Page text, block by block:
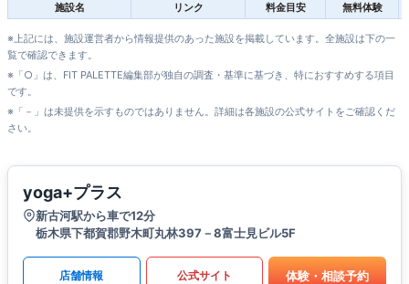
施設名
リンク 料金目安 無料体験
※上記には、施設運営者から情報提供のあった施設を掲載しています。全施設は下の一
覧で確認できます。
※「○」は、FIT PALETTE編集部が独自の調査・基準に基づき、特におすすめする項目
です。
※「－」は未提供を示すものではありません。詳細は各施設の公式サイトをご確認くだ
さい。
yoga+プラス
新古河駅から車で12分
栃木県下都賀郡野木町丸林397－8富士見ビル5F
店舗情報 公式サイト 体験・相談予約